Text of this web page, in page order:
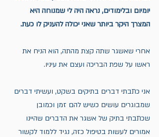
יומיום ובלימודים, נראה היה לי שמנוחה היא
המצרך היקר ביותר שאני יכולה להעניק לו כעת.
אחרי שאשגר שתה קצת מהתה, הוא הניח את
ראשו על שפת הבריכה ועצם את עיניו.
אני כתבתי דברים בתיקים בשקט, ועשיתי דברים
שמבוגרים עושים כשיש להם זמן וכמובן
שכתבתי בתיק של אשגר את הדברים שהיינו
אמורים לעשות בטיפול כזה, נגיד ללמוד לקשור